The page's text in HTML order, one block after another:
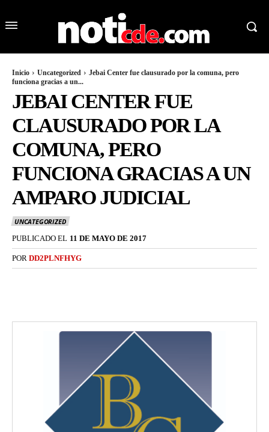
Inicio Uncategorized
Jebai Center fue clausurado por la comuna, pero
funciona gracias a un...
JEBAI CENTER FUE
CLAUSURADO POR LA
COMUNA, PERO
FUNCIONA GRACIAS A UN
AMPARO JUDICIAL
UNCATEGORIZED
PUBLICADO EL 11 DE MAYO DE 2017
POR DD2PLNFHYG